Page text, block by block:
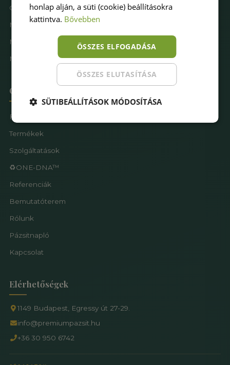
Családbarát műfű
Műfű kutyásoknak
Műfűves sportpálya
Műfű játszótérre
Oldaltérkép
Főoldal
Termékek
Szolgáltatások
♻️ONE-DNA™
Referenciák
Bemutatóterem
Rólunk
Pázsitnapló
Kapcsolat
Elérhetőségek
1149 Budapest, Egressy út 27-29.
info@premiumpazsit.hu
+36 30 950 6742
honlap alján, a süti (cookie) beállításokra
kattintva. Bővebben
ÖSSZES ELFOGADÁSA
ÖSSZES ELUTASÍTÁSA
SÜTIBEÁLLÍTÁSOK MÓDOSÍTÁSA